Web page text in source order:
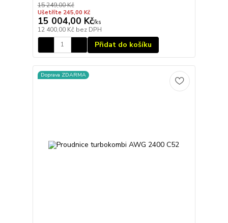
15 249,00 Kč
Ušetříte 245,00 Kč
15 004,00 Kč/ks
12 400,00 Kč bez DPH
Přidat do košíku
Doprava ZDARMA